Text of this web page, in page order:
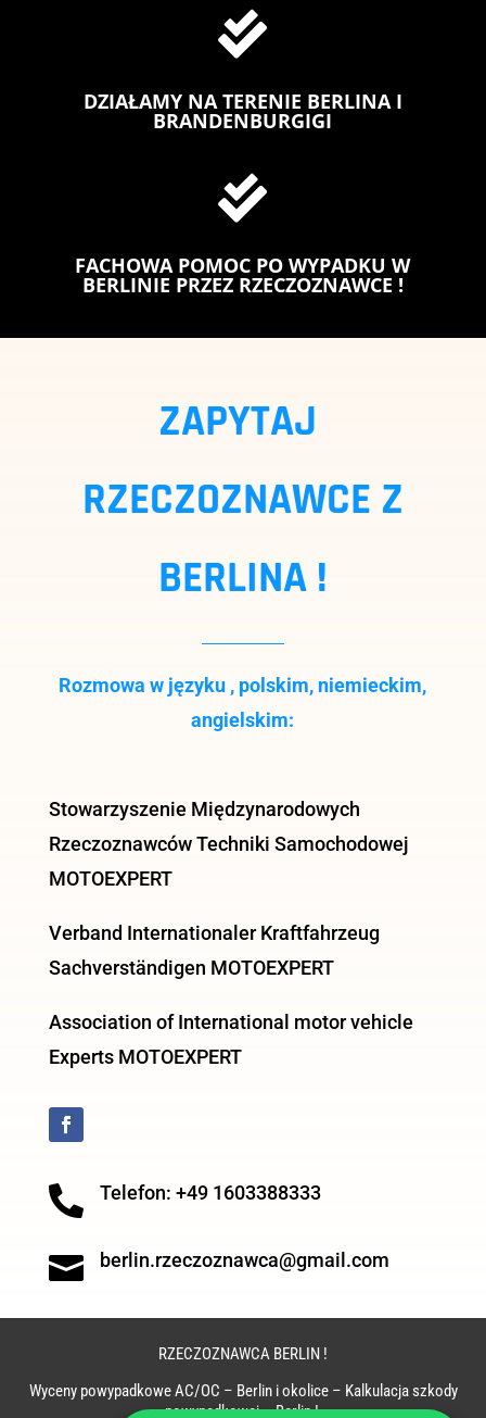

DZIAŁAMY NA TERENIE BERLINA I
BRANDENBURGIGI

FACHOWA POMOC PO WYPADKU W
BERLINIE PRZEZ RZECZOZNAWCE !
ZAPYTAJ
RZECZOZNAWCE Z
BERLINA !
Rozmowa w języku , polskim, niemieckim,
angielskim:
Stowarzyszenie Międzynarodowych
Rzeczoznawców Techniki Samochodowej
MOTOEXPERT
Verband Internationaler Kraftfahrzeug
Sachverständigen MOTOEXPERT
Association of International motor vehicle
Experts MOTOEXPERT
 Telefon: +49 1603388333
 berlin.rzeczoznawca@gmail.com
RZECZOZNAWCA BERLIN !
Wyceny powypadkowe AC/OC – Berlin i okolice – Kalkulacja szkody
powypadkowej – Berlin !